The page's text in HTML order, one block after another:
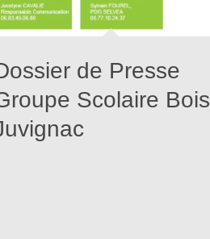
de Presse
Scolaire Bois